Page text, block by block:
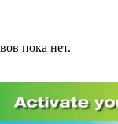
пока нет.